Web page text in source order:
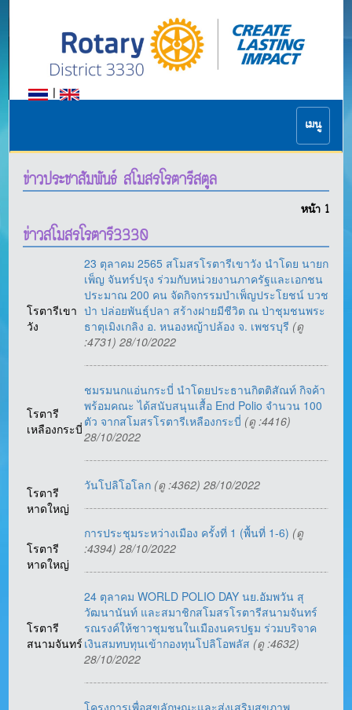
|
เมนู
ข่าวประชาสัมพันธ์ สโมสรโรตารีสตูล
หน้า 1
ข่าวสโมสรโรตารี3330
โรตารีเขา
วัง
23 ตุลาคม 2565 สโมสรโรตารีเขาวัง นำโดย นายก
เพ็ญ จันทร์ปรุง ร่วมกับหน่วยงานภาครัฐและเอกชน
ประมาณ 200 คน จัดกิจกรรมบำเพ็ญประโยชน์ บวช
ป่า ปล่อยพันธุ์ปลา สร้างฝายมีชีวิต ณ ป่าชุมชนพระ
ธาตุเมิงเกลิง อ. หนองหญ้าปล้อง จ. เพชรบุรี (ดู
:4731) 28/10/2022
โรตารี
เหลืองกระบี่
ชมรมนกแอ่นกระบี่ นำโดยประธานกิตติสัณท์ กิจค้า
พร้อมคณะ ได้สนับสนุนเสื้อ End Polio จำนวน 100
ตัว จากสโมสรโรตารีเหลืองกระบี่ (ดู :4416)
28/10/2022
โรตารี
หาดใหญ่
วันโปลิโอโลก (ดู :4362) 28/10/2022
โรตารี
หาดใหญ่
การประชุมระหว่างเมือง ครั้งที่ 1 (พื้นที่ 1-6) (ดู
:4394) 28/10/2022
โรตารี
สนามจันทร์
24 ตุลาคม WORLD POLIO DAY นย.อัมพวัน สุ
วัฒนานันท์ และสมาชิกสโมสรโรตารีสนามจันทร์
รณรงค์ให้ชาวชุมชนในเมืองนครปฐม ร่วมบริจาค
เงินสมทบทุนเข้ากองทุนโปลิโอพลัส (ดู :4632)
28/10/2022